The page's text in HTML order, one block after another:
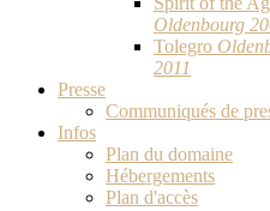
Oldenbourg
Tolegro
2011
Presse
Communiqués de
Infos
Plan du domaine
Hébergements
Plan d'accès